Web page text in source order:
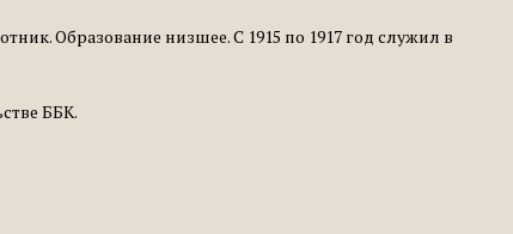
Образование низшее. С 1915 по 1917 год служил в
ББК.